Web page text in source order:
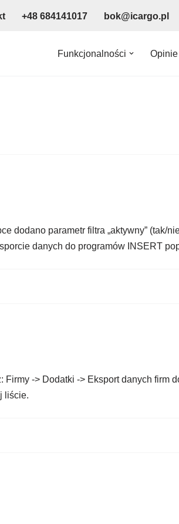
+48 684141017 bok@icargo.pl
Funkcjonalności
dodano parametr filtra „aktywny” (tak/
danych do programów INSERT
-> Dodatki -> Eksport danych firm
liście.